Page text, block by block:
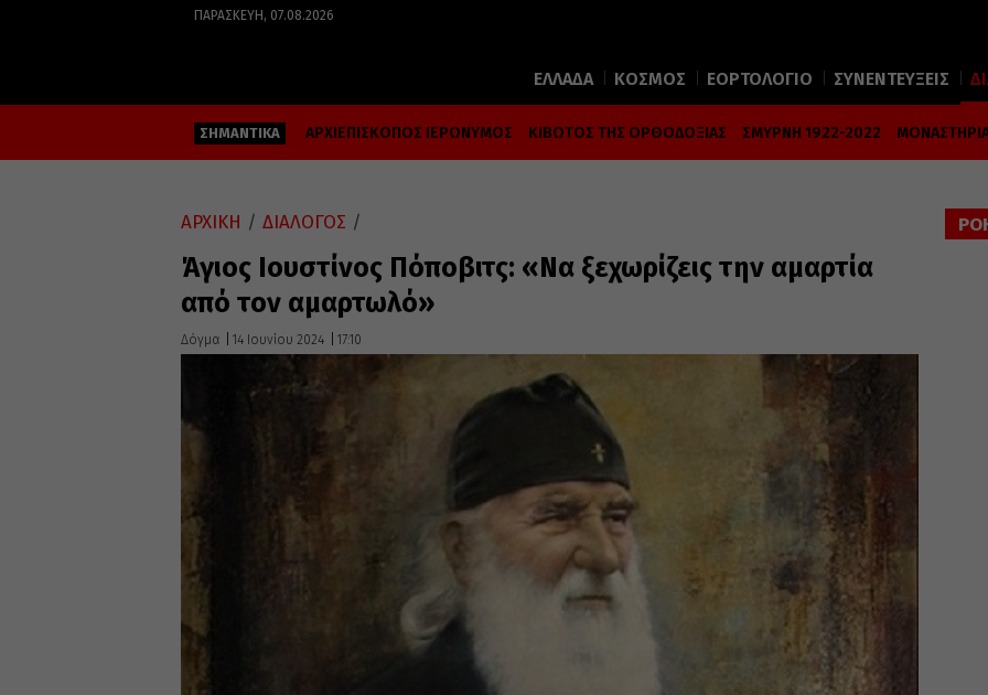
ΠΑΡΑΣΚΕΥΉ, 07.08.2026
ΕΛΛΑΔΑ ΚΟΣΜΟΣ ΕΟΡΤΟΛΟΓΙΟ ΣΥΝΕΝΤΕΥΞΕΙΣ
ΣΗΜΑΝΤΙΚΑ ΑΡΧΙΕΠΙΣΚΟΠΟΣ ΙΕΡΩΝΥΜΟΣ ΚΙΒΩΤΟΣ ΤΗΣ ΟΡΘΟΔΟΞΙΑΣ ΣΜΥΡΝΗ 1922-2022
ΑΡΧΙΚΗ / ΔΙΑΛΟΓΟΣ /
Άγιος Ιουστίνος Πόποβιτς: «Να ξεχωρίζεις την αμαρτία
από τον αμαρτωλό»
Δόγμα 14 Ιουνίου 2024 17:10